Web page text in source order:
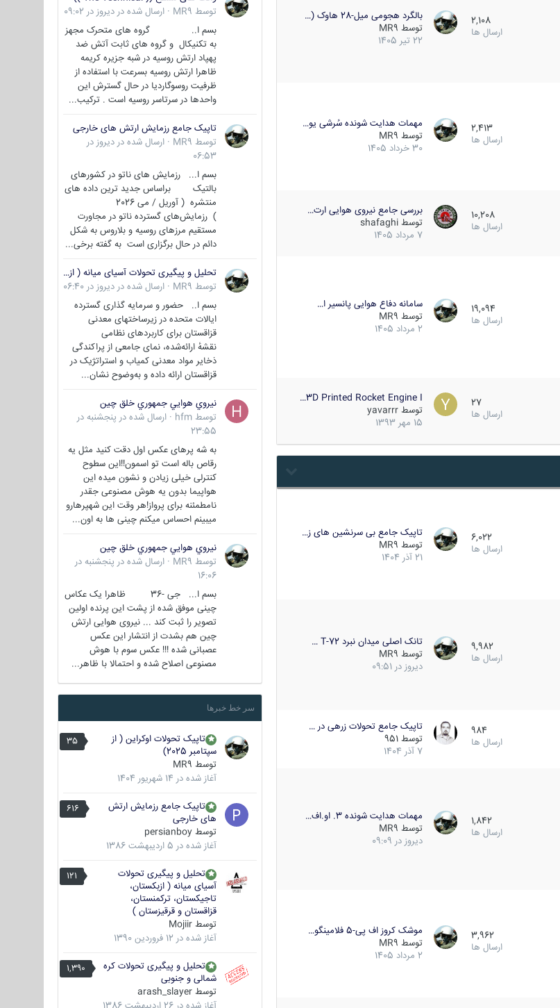
2,108
ارسال ها
بالگرد هجومی میل-28 هاوک (…
توسط MR9
22 تیر 1405
2,413
ارسال ها
مهمات هدایت شونده سُرشی یو…
توسط MR9
30 خرداد 1405
10,208
ارسال ها
بررسی جامع نیروی هوایی ارت…
توسط shafaghi
7 مرداد 1405
19,094
ارسال ها
سامانه دفاع هوایی پانسیر ا…
توسط MR9
2 مرداد 1405
27
ارسال ها
3D Printed Rocket Engine I…
توسط yavarrr
15 مهر 1393
6,022
ارسال ها
تاپیک جامع بی سرنشین های ز…
توسط MR9
21 آذر 1404
9,982
ارسال ها
تانک اصلی میدان نبرد T-72 …
توسط MR9
دیروز در 09:51
984
ارسال ها
تاپیک جامع تحولات زرهی در …
توسط 951
7 آذر 1404
1,842
ارسال ها
مهمات هدایت شونده 3. او.اف…
توسط MR9
دیروز در 09:09
3,962
ارسال ها
موشک کروز اف پی-5 فلامینگو…
توسط MR9
2 مرداد 1405
توسط MR9
· ارسال شده در دیروز در 09:02
بسم ا.. گروه های متحرک مجهز
به تکنیکال و گروه های ثابت آتش ضد
پهپاد ارتش روسیه در شبه جزیره کریمه
ظاهرا ارتش روسیه بسرعت با استفاده از
ظرفیت روسوگاردیا در حال گسترش این
واحدها در سرتاسر روسیه است . ترکیب...
تاپیک جامع رزمایش ارتش های خارجی
توسط MR9
· ارسال شده در دیروز در
06:53
بسم ا... رزمایش های ناتو در کشورهای
بالتیک براساس جدید ترین داده های
منتشره ( آوریل / می 2026
) رزمایش‌های گسترده ناتو در مجاورت
مستقیم مرزهای روسیه و بلاروس به شکل
دائم در حال برگزاری است به گفته برخی...
تحلیل و پیگیری تحولات آسیای میانه ( ازبکستان، تاجیکستان، ترکمنستان، قزاقستان و قرقیزستان )
توسط MR9
· ارسال شده در دیروز در 06:40
بسم ا.. حضور و سرمایه گذاری گسترده
ایالات متحده در زیرساختهای معدنی
قزاقستان برای کاربردهای نظامی
نقشهٔ ارائه‌شده، نمای جامعی از پراکندگی
ذخایر مواد معدنی کمیاب و استراتژیک در
قزاقستان ارائه داده و به‌وضوح نشان...
نيروي هوايي جمهوري خلق چين
توسط hfm
· ارسال شده در پنجشنبه در
23:55
به شه پرهای عکس اول دقت کنید مثل یه
رقاص باله است تو اسمون!!این سطوح
کنترلی خیلی زیادن و نشون میده این
هواپیما بدون یه هوش مصنوعی جقدر
نامطمئنه برای پرواز!هر وقت این شهپرهارو
میبینم احساس میکنم چینی ها به اون...
نيروي هوايي جمهوري خلق چين
توسط MR9
· ارسال شده در پنجشنبه در
16:06
بسم ا... جی -36 ظاهرا یک عکاس
چینی موفق شده از پشت این پرنده اولین
تصویر را ثبت کند ... نیروی هوایی ارتش
چین هم بشدت از انتشار این عکس
عصبانی شده !!! عکس سوم با هوش
مصنوعی اصلاح شده و احتمالا با ظاهر...
سر خط خبرها
35
تاپیک تحولات اوکراین ( از
سپتامبر 2025)
توسط MR9
آغاز شده در 14 شهریور 1404
616
تاپیک جامع رزمایش ارتش
های خارجی
توسط persianboy
آغاز شده در 5 اردیبهشت 1386
121
تحلیل و پیگیری تحولات
آسیای میانه ( ازبکستان،
تاجیکستان، ترکمنستان،
قزاقستان و قرقیزستان )
توسط Mojiir
آغاز شده در 12 فروردین 1390
1,390
تحلیل و پیگیری تحولات کره
شمالی و جنوبی
توسط arash_slayer